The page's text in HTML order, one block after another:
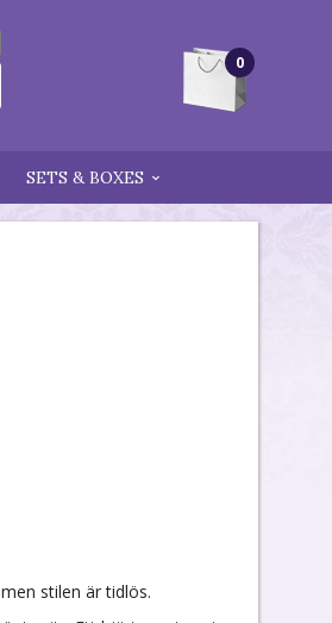
0
SETS & BOXES
stilen är tidlös.